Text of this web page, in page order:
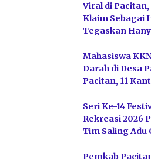
Viral di
Klaim Sebagai
Tegaskan
Mahasiswa
Darah di Desa
Pacitan, 11
Seri Ke-14
Rekreasi 2026
Tim Saling Adu
Pemkab